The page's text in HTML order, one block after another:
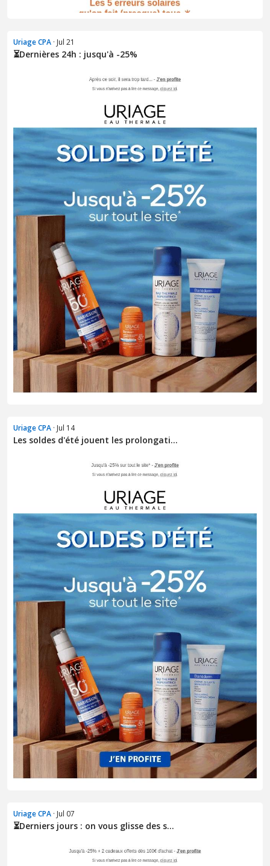
Uriage CPA · Jul 21
⏳Dernières 24h : jusqu'à -25%
Uriage CPA · Jul 14
Les soldes d'été jouent les prolongati...
Uriage CPA · Jul 07
⏳Derniers jours : on vous glisse des s...